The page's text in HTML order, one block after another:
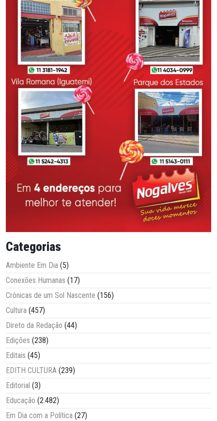
Categorias
Ambiente Em Dia (5)
Conexões Humanas (17)
Crônicas de um Sol Nascente (156)
Cultura (457)
Direto da Redação (44)
Edições (238)
Editais (45)
EDITH CULTURA (239)
Editorial (3)
Educação (2.482)
Em Dia com a Política (27)